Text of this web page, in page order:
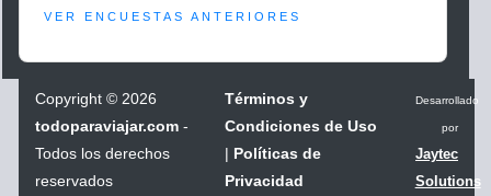
VER ENCUESTAS ANTERIORES
Copyright © 2026
todoparaviajar.com -
Todos los derechos
reservados
Términos y
Condiciones de Uso
| Políticas de
Privacidad
Desarrollado
por
Jaytec
Solutions